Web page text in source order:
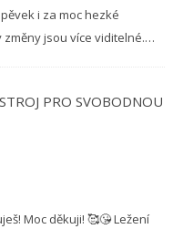
i za moc hezké
změny jsou více viditelné.…
PRO SVOBODNOU
Moc děkuji! 🥰😘 Ležení